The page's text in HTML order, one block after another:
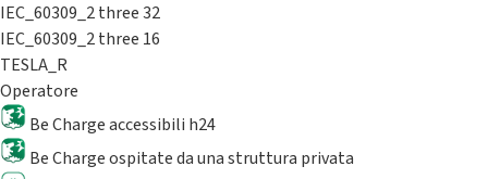
IEC_60309_2 three 32
IEC_60309_2 three 16
TESLA_R
Operatore
Be Charge accessibili h24
Be Charge ospitate da una struttura privata